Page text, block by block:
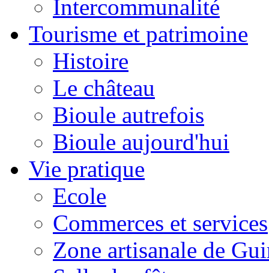
Intercommunalité
Tourisme et patrimoine
Histoire
Le château
Bioule autrefois
Bioule aujourd'hui
Vie pratique
Ecole
Commerces et services
Zone artisanale de